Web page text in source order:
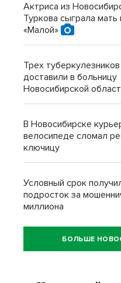
Актриса из
Туркова сыграла мать
«Малой»
Трех
доставили в больницу
Новосибирской
В Новосибирске
велосипеде сломал
ключицу
Условный срок
подросток за
миллиона
БОЛЬШЕ